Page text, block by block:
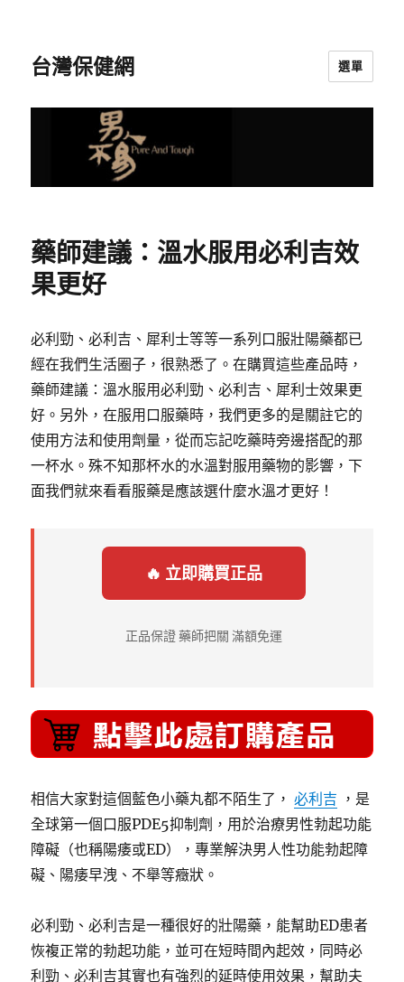
台灣保健網 選單
藥師建議：溫水服用必利吉效
果更好
必利勁、必利吉、犀利士等等一系列口服壯陽藥都已
經在我們生活圈子，很熟悉了。在購買這些產品時，
藥師建議：溫水服用必利勁、必利吉、犀利士效果更
好。另外，在服用口服藥時，我們更多的是關註它的
使用方法和使用劑量，從而忘記吃藥時旁邊搭配的那
一杯水。殊不知那杯水的水溫對服用藥物的影響，下
面我們就來看看服藥是應該選什麼水溫才更好！
🔥 立即購買正品
正品保證 藥師把關 滿額免運
相信大家對這個藍色小藥丸都不陌生了，必利吉 ，是
全球第一個口服PDE5抑制劑，用於治療男性勃起功能
障礙（也稱陽痿或ED），專業解決男人性功能勃起障
礙、陽痿早洩、不舉等癥狀。
必利勁、必利吉是一種很好的壯陽藥，能幫助ED患者
恢複正常的勃起功能，並可在短時間內起效，同時必
利勁、必利吉其實也有強烈的延時使用效果，幫助夫